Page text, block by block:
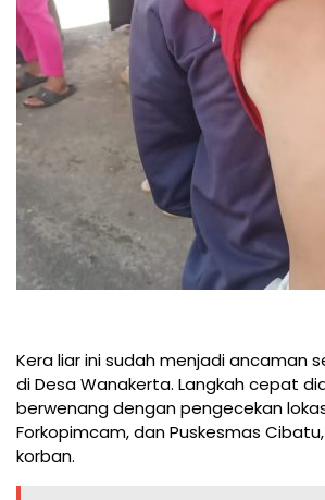
Kera liar ini sudah menjadi ancaman
di Desa Wanakerta. Langkah cepat
berwenang dengan pengecekan
Forkopimcam, dan Puskesmas
korban.